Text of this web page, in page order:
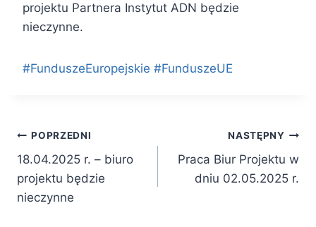
projektu Partnera Instytut ADN będzie
nieczynne.
#FunduszeEuropejskie #FunduszeUE
Nawigacja
wpisu
POPRZEDNI
18.04.2025 r. – biuro
projektu będzie
nieczynne
NASTĘPNY
Praca Biur Projektu w
dniu 02.05.2025 r.